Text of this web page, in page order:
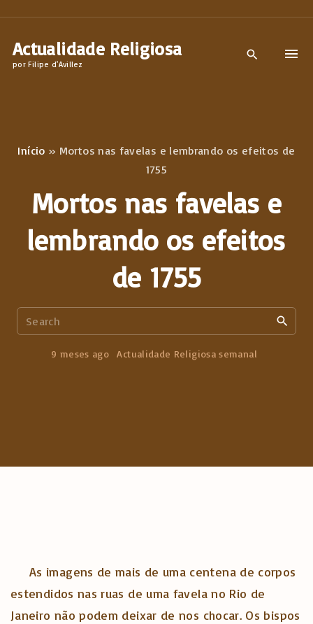
Actualidade Religiosa
por Filipe d'Avillez
Início » Mortos nas favelas e lembrando os efeitos de
1755
Mortos nas favelas e
lembrando os efeitos
de 1755
e
9 meses ago Actualidade Religiosa semanal
As imagens de mais de uma centena de corpos
estendidos nas ruas de uma favela no Rio de
Janeiro não podem deixar de nos chocar. Os bispos